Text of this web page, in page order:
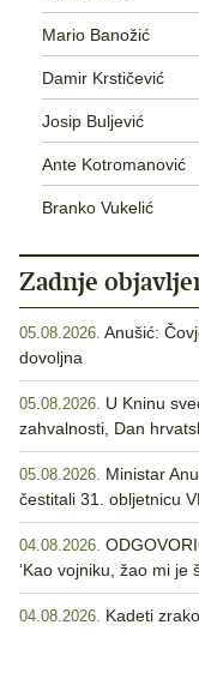
Mario Banožić
Damir Krstičević
Josip Buljević
Ante Kotromanović
Branko Vukelić
Zadnje
05.08.2026. Anušić:
dovoljna
05.08.2026. U Kninu
zahvalnosti, Dan
05.08.2026. Ministar
čestitali 31. obljetnicu
04.08.2026.
‘Kao vojniku, žao mi je
04.08.2026. Kadeti